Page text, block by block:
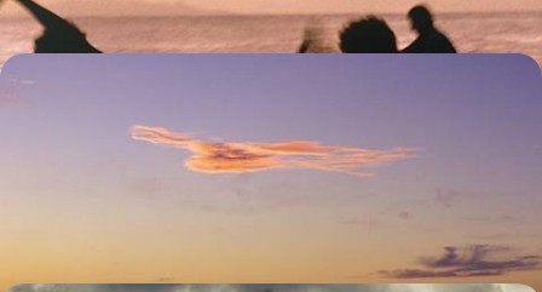
À deux sous les palmiers - La Polynésie pour
Tahiti, Moorea, Raiatea et Bora Bora, quatre îles pour un voyage de